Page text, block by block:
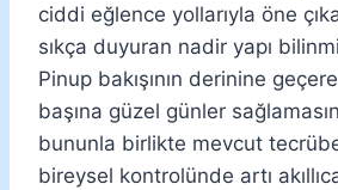
ciddi eğlence yollarıyla öne
sıkça duyuran nadir yapı
Pinup bakışının derinine
başına güzel günler
bununla birlikte mevcut
bireysel kontrolünde artı